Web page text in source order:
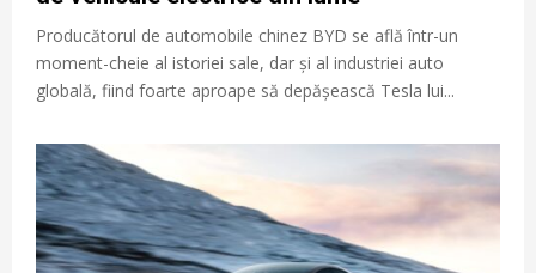
Producătorul de automobile chinez BYD se află într-un
moment-cheie al istoriei sale, dar și al industriei auto
globală, fiind foarte aproape să depășească Tesla lui...